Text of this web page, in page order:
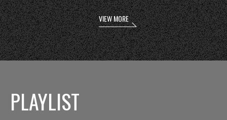
VIEW MORE
PLAYLIST